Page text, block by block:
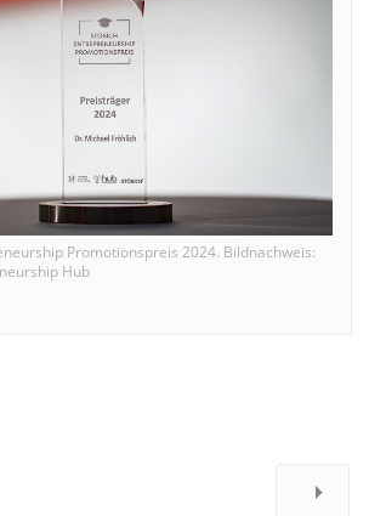
Promotionspreis 2024. Bildnachweis:
Hub